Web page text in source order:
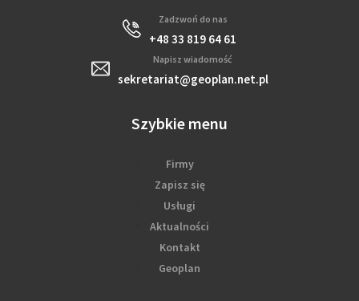
Zadzwoń do nas
+48 33 819 64 61
Napisz wiadomość
sekretariat@geoplan.net.pl
Szybkie menu
Firmy
Zapisz się
Usługi
Aktualności
Kontakt
Geoplan